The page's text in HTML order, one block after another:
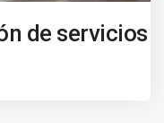
de servicios